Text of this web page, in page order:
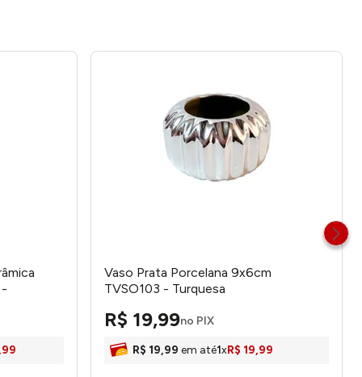
,99
Vaso Prata Porcelana 9x6cm
TVSO103 - Turquesa
R$ 19,99no PIX
R$ 19,99 em até1xR$ 19,99